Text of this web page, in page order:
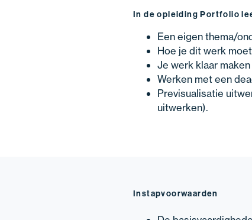
In de opleiding Portfolio
Een eigen thema/
Hoe je dit werk
Je werk klaar
Werken met een
Previsualisatie
uitwerken).
Instapvoorwaarden